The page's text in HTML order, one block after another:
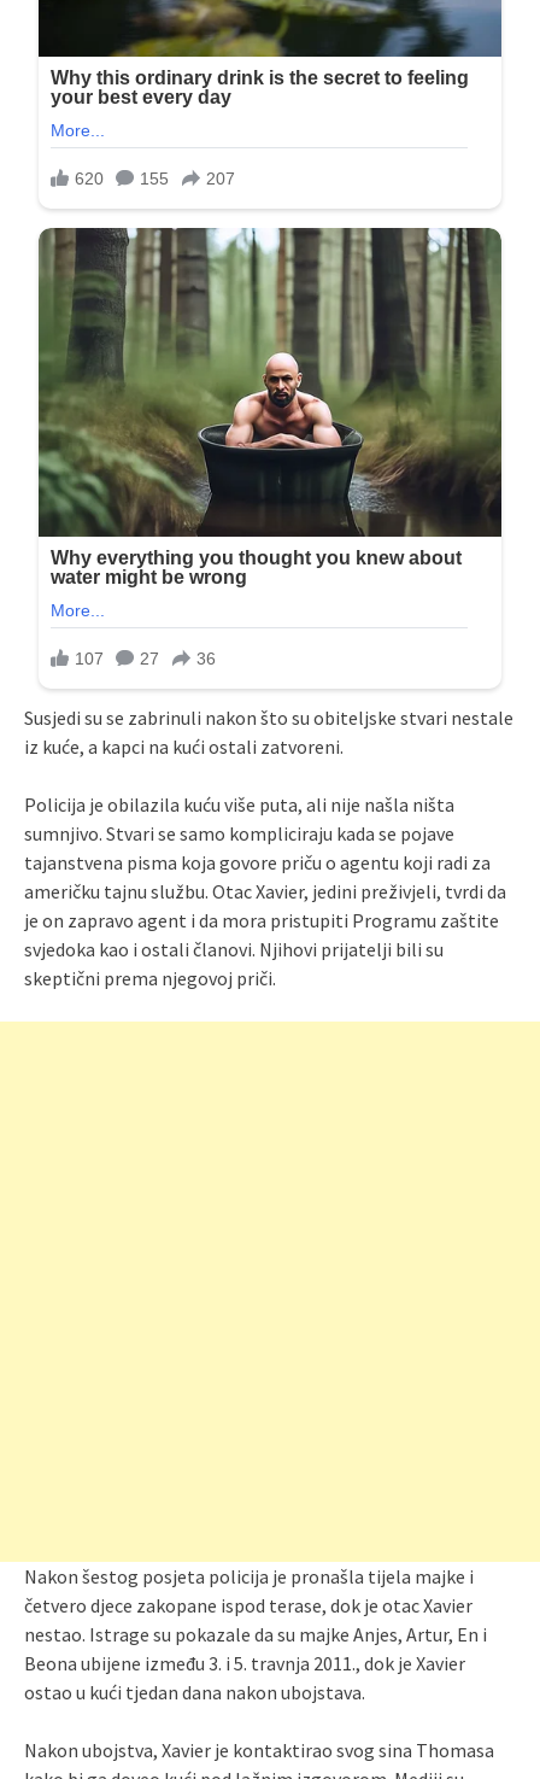
Susjedi su se zabrinuli nakon što su obiteljske stvari nestale
iz kuće, a kapci na kući ostali zatvoreni.
Policija je obilazila kuću više puta, ali nije našla ništa
sumnjivo. Stvari se samo kompliciraju kada se pojave
tajanstvena pisma koja govore priču o agentu koji radi za
američku tajnu službu. Otac Xavier, jedini preživjeli, tvrdi da
je on zapravo agent i da mora pristupiti Programu zaštite
svjedoka kao i ostali članovi. Njihovi prijatelji bili su
skeptični prema njegovoj priči.
Nakon šestog posjeta policija je pronašla tijela majke i
četvero djece zakopane ispod terase, dok je otac Xavier
nestao. Istrage su pokazale da su majke Anjes, Artur, En i
Beona ubijene između 3. i 5. travnja 2011., dok je Xavier
ostao u kući tjedan dana nakon ubojstava.
Nakon ubojstva, Xavier je kontaktirao svog sina Thomasa